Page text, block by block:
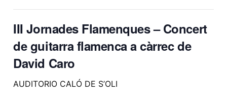
III Jornades Flamenques – Concert
de guitarra flamenca a càrrec de
David Caro
AUDITORIO CALÓ DE S’OLI